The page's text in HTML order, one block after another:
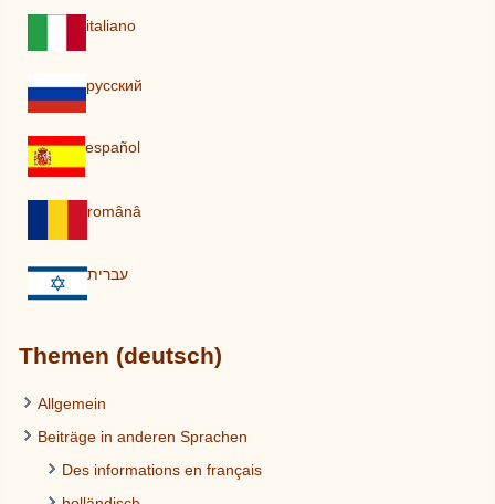
italiano
pусский
español
românâ
עברית
Themen (deutsch)
Allgemein
Beiträge in anderen Sprachen
Des informations en français